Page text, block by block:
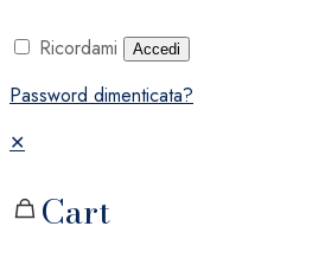
Ricordami Accedi
Password dimenticata?
✕
Cart